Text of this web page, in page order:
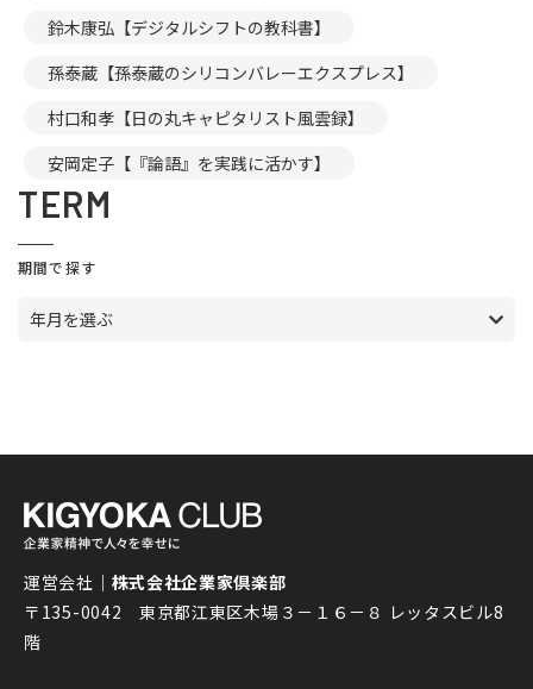
鈴木康弘【デジタルシフトの教科書】
孫泰蔵【孫泰蔵のシリコンバレーエクスプレス】
村口和孝【日の丸キャピタリスト風雲録】
安岡定子【『論語』を実践に活かす】
TERM
期間で探す
年月を選ぶ
運営会社｜ 株式会社企業家倶楽部
〒135-0042 東京都江東区木場３－１６－８ レッタスビル8
階